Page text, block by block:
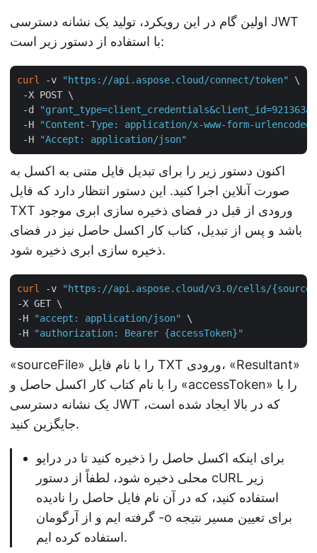
اولین گام در این رویکرد، تولید یک نشانه دسترسی JWT
با استفاده از دستور زیر است:
curl -v "https://api.aspose.cloud/connect/token"
\
-X POST \
-d
"grant_type=client_credentials&client_id=921363a8-
-H
"Content-Type: application/x-www-form-urlencoded"
-H
"Accept: application/json"
اکنون دستور زیر را برای تبدیل فایل متنی به اکسل به
صورت آنلاین اجرا کنید. این دستور انتظار دارد که فایل
TXT ورودی از قبل در فضای ذخیره سازی ابری موجود
باشد و پس از تبدیل، کتاب کار اکسل حاصل نیز در فضای
ذخیره سازی ابری ذخیره شود.
curl -v
"https://api.aspose.cloud/v3.0/cells/
-X GET \
-H
"accept: application/json"
\
-H
"authorization: Bearer {accessToken}"
«sourceFile» را با نام فایل TXT ورودی، «Resultant»
را با نام کتاب کار اکسل حاصل و «accessToken» را با
یک نشانه دسترسی JWT که در بالا ایجاد شده است،
جایگزین کنید.
برای اینکه اکسل حاصل را ذخیره کنید تا در درایو
محلی ذخیره شود، لطفاً از دستور cURL زیر
استفاده کنید، که در آن نام فایل حاصل را نادیده
گرفته ایم و از آرگومان -o برای تعیین مسیر نتیجه
استفاده کرده ایم.